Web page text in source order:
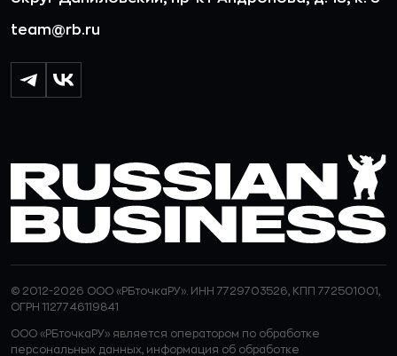
team@rb.ru
© 2012-2026 ООО «РБточкаРУ». ИНН 7729703526, КПП 772501001,
ОГРН 1127746119841
ООО «РБточкаРУ» является оператором по обработке
персональных данных, информация об обработке